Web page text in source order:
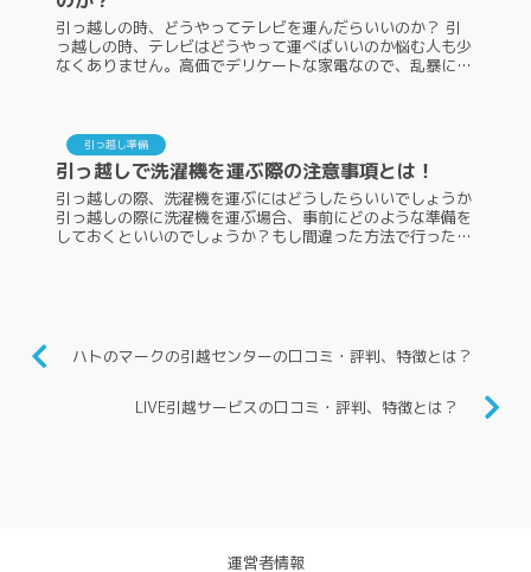
引っ越しの時、どうやってテレビを運んだらいいのか？ 引
っ越しの時、テレビはどうやって運べばいいのか悩む人も少
なくありません。高価でデリケートな家電なので、乱暴に扱
引っ越し準備
引っ越しで洗濯機を運ぶ際の注意事項とは！
引っ越しの際、洗濯機を運ぶにはどうしたらいいでしょうか
引っ越しの際に洗濯機を運ぶ場合、事前にどのような準備を
しておくといいのでしょうか？もし間違った方法で行った
ハトのマークの引越センターの口コミ・評判、特徴とは？
LIVE引越サービスの口コミ・評判、特徴とは？
運営者情報